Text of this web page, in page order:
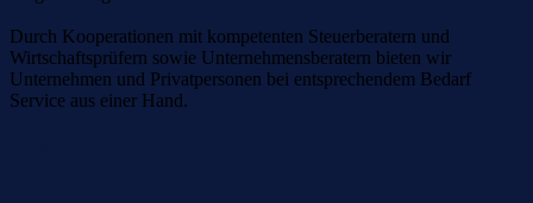
Durch Kooperationen mit kompetenten Steuerberatern und
Wirtschaftsprüfern sowie Unternehmensberatern bieten wir
Unternehmen und Privatpersonen bei entsprechendem Bedarf
Service aus einer Hand.